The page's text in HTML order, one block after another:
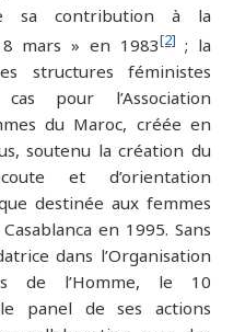
sa contribution à la
mars » en 1983[2] ; la
structures féministes
pour l’Association
du Maroc, créée en
soutenu la création du
et d’orientation
destinée aux femmes
en 1995. Sans
dans l’Organisation
de l’Homme, le 10
panel de ses actions